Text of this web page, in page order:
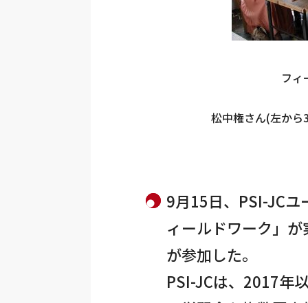
フィ
松中権さん(左か
9月15日、PSI-JCユ
ィールドワーク」
が参加した。
PSI-JCは、2017年